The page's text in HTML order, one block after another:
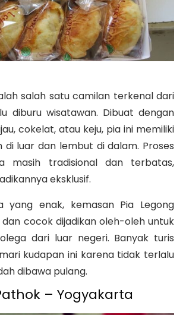
salah satu camilan terkenal dari
diburu wisatawan. Dibuat dengan
cokelat, atau keju, pia ini memiliki
luar dan lembut di dalam. Proses
masih tradisional dan terbatas,
eksklusif.
yang enak, kemasan Pia Legong
cocok dijadikan oleh-oleh untuk
dari luar negeri. Banyak turis
kudapan ini karena tidak terlalu
dibawa pulang.
– Yogyakarta